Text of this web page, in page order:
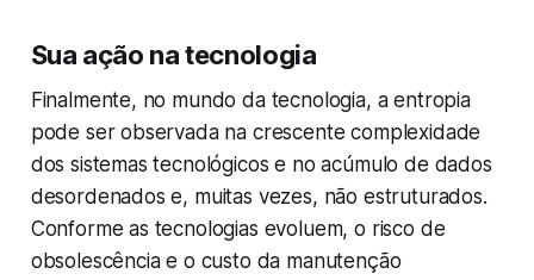
Sua ação na tecnologia
Finalmente, no mundo da tecnologia, a entropia
pode ser observada na crescente complexidade
dos sistemas tecnológicos e no acúmulo de dados
desordenados e, muitas vezes, não estruturados.
Conforme as tecnologias evoluem, o risco de
obsolescência e o custo da manutenção